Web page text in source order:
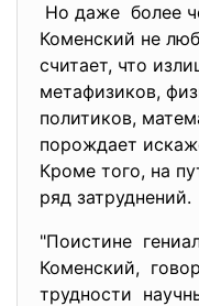
Но даже более
Коменский не
считает, что
метафизиков,
политиков,
порождает
Кроме того, на
ряд затруднений.
"Поистине
Коменский,
трудности